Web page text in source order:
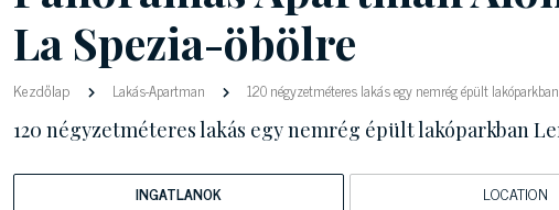
La Spezia-öbölre
Kezdőlap Lakás-Apartman 120 négyzetméteres lakás egy nemrég épült
120 négyzetméteres lakás egy nemrég épült lakóparkban
INGATLANOK LOCATION